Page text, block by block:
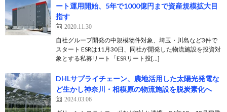
ート運用開始、5年で1000億円まで資産規模拡大目
指す
2020.11.30
自社グループ開発の中規模物件対象、埼玉・川島など3件で
スタート ESRは11月30日、同社が開発した物流施設を投資対
象とする私募リート「ESRリート投[…]
DHLサプライチェーン、農地活用した太陽光発電な
ど生かし神奈川・相模原の物流施設を脱炭素化へ
2024.03.06